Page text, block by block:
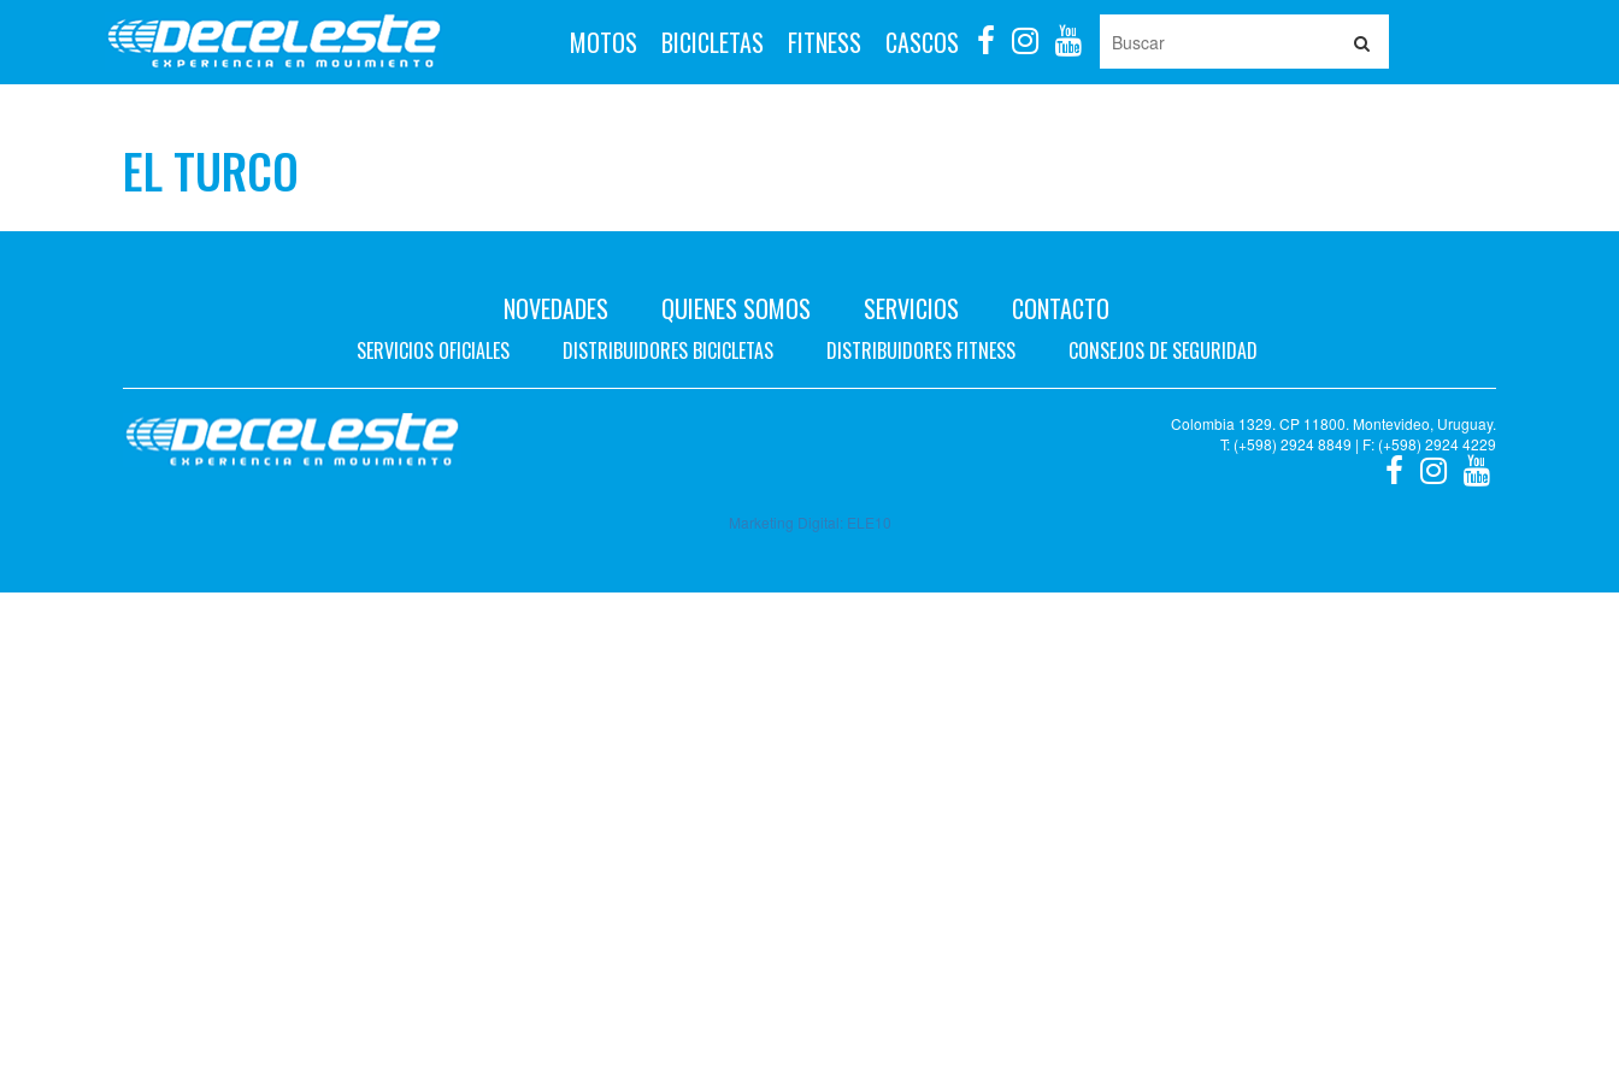
MOTOS BICICLETAS FITNESS CASCOS
EL TURCO
NOVEDADES QUIENES SOMOS SERVICIOS CONTACTO
SERVICIOS OFICIALES DISTRIBUIDORES BICICLETAS DISTRIBUIDORES FITNESS CONSEJOS DE SEGURIDAD
Colombia 1329. CP 11800. Montevideo, Uruguay.
T: (+598) 2924 8849 | F: (+598) 2924 4229
Marketing Digital: ELE10